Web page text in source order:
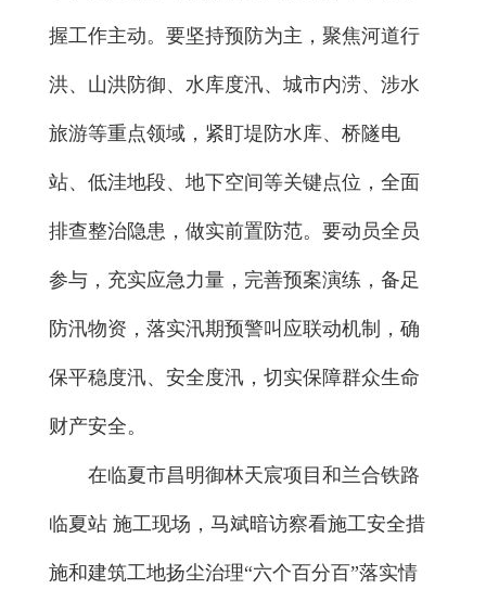
握工作主动。要坚持预防为主，聚焦河道行
洪、山洪防御、水库度汛、城市内涝、涉水
旅游等重点领域，紧盯堤防水库、桥隧电
站、低洼地段、地下空间等关键点位，全面
排查整治隐患，做实前置防范。要动员全员
参与，充实应急力量，完善预案演练，备足
防汛物资，落实汛期预警叫应联动机制，确
保平稳度汛、安全度汛，切实保障群众生命
财产安全。
在临夏市昌明御林天宸项目和兰合铁路
临夏站 施工现场，马斌暗访察看施工安全措
施和建筑工地扬尘治理“六个百分百”落实情